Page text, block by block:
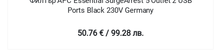
Ports Black 230V Germany
50.76 € / 99.28 лв.